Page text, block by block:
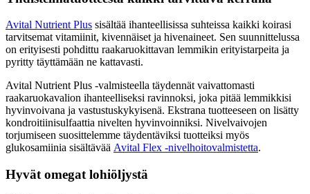
Avital Nutrient Plus sisältää ihanteellisissa suhteissa kaikki koirasi
tarvitsemat vitamiinit, kivennäiset ja hivenaineet. Sen suunnittelussa
on erityisesti pohdittu raakaruokittavan lemmikin erityistarpeita ja
pyritty täyttämään ne kattavasti.
Avital Nutrient Plus -valmisteella täydennät vaivattomasti
raakaruokavalion ihanteelliseksi ravinnoksi, joka pitää lemmikkisi
hyvinvoivana ja vastustuskykyisenä. Ekstrana tuotteeseen on lisätty
kondroitiinisulfaattia nivelten hyvinvoinniksi. Nivelvaivojen
torjumiseen suosittelemme täydentäviksi tuotteiksi myös
glukosamiinia sisältävää Avital Flex -nivelhoitovalmistetta.
Hyvät omegat lohiöljystä